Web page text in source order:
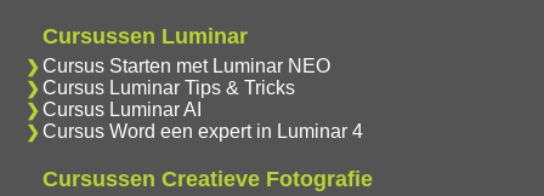
Cursussen Luminar
Cursus Starten met Luminar NEO
Cursus Luminar Tips & Tricks
Cursus Luminar AI
Cursus Word een expert in Luminar 4
Cursussen Creatieve Fotografie